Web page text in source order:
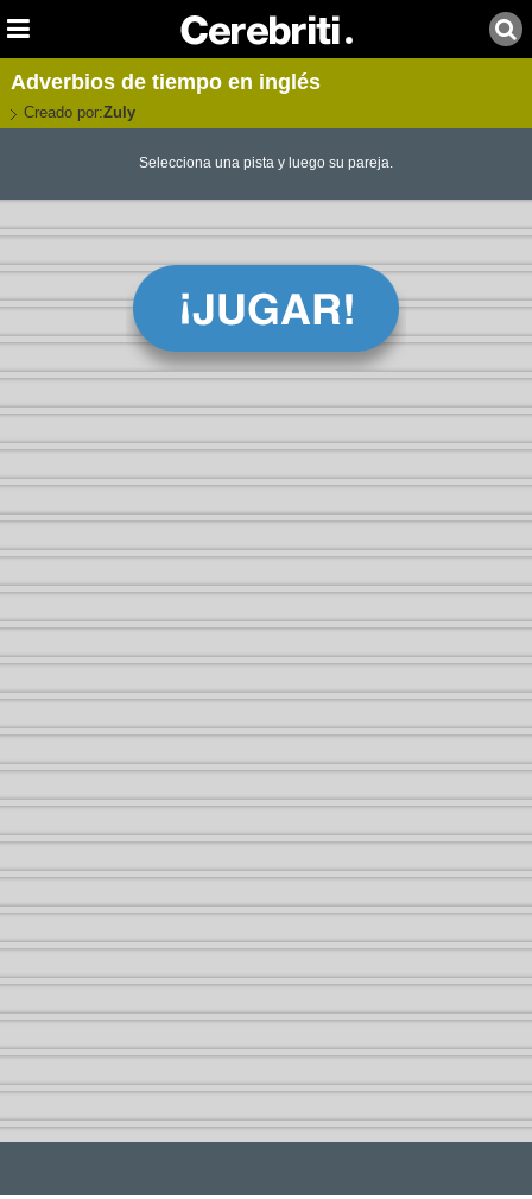
Adverbios de tiempo en inglés
Creado por:Zuly
Selecciona una pista y luego su pareja.